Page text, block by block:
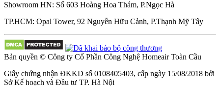
Showroom HN: Số 603 Hoàng Hoa Thám, P.Ngọc Hà
TP.HCM: Opal Tower, 92 Nguyễn Hữu Cảnh, P.Thạnh Mỹ Tây
Bản quyền © Công ty Cổ Phần Công Nghệ Homeair Toàn Cầu
Giấy chứng nhận ĐKKD số 0108405403, cấp ngày 15/08/2018 bởi
Sở Kế hoạch và Đầu tư TP. Hà Nội